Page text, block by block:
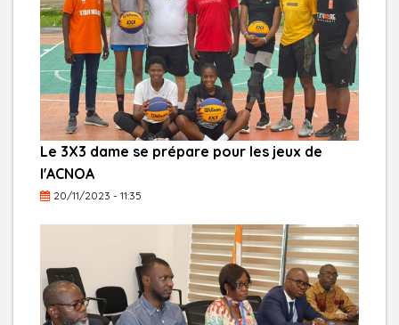
Le 3X3 dame se prépare pour les jeux de
l'ACNOA
20/11/2023 - 11:35